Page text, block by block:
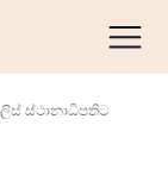
ස්ථානාධිපතිට